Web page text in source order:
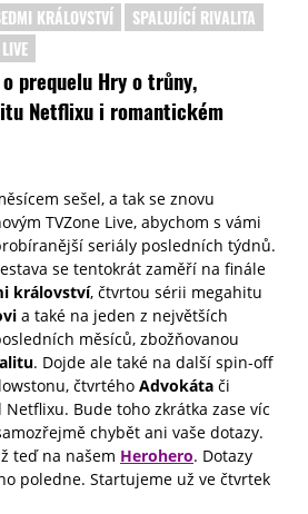
KRÁLOVSTVÍ
SPALUJÍCÍ RIVALITA
prequelu Hry o trůny,
Netflixu i romantickém
sešel, a tak se znovu
TVZone Live, abychom s vámi
seriály posledních týdnů.
se tentokrát zaměří na finále
království, čtvrtou sérii megahitu
a také na jeden z největších
měsíců, zbožňovanou
. Dojde ale také na další spin-off
čtvrtého Advokáta či
Bude toho zkrátka zase víc
chybět ani vaše dotazy.
teď na našem Herohero. Dotazy
poledne. Startujeme už ve čtvrtek